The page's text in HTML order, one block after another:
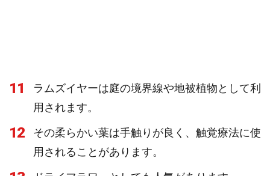
11
ラムズイヤーは庭の境界線や地被植物として利
用されます。
12
その柔らかい葉は手触りが良く、触覚療法に使
用されることがあります。